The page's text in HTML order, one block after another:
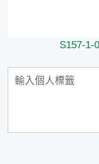
S157-1-